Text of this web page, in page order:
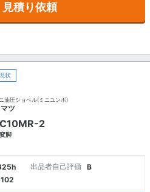
見積り依頼
状
油圧ショベル(ミニユンボ)
ツ
2
脚
出品者自己評価
B